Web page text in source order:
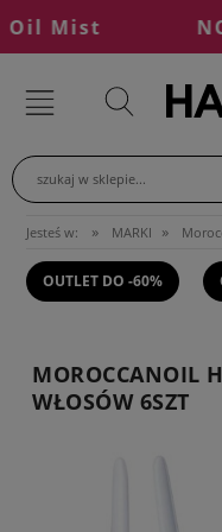
Mist
szukaj w sklepie...
Jesteś w: » MARKI »
OUTLET DO -60%
MOROCCANOIL
WŁOSÓW 6SZT